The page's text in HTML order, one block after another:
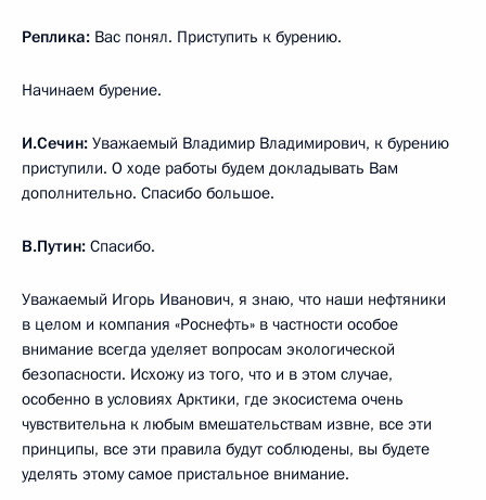
Реплика: Вас понял. Приступить к бурению.
Начинаем бурение.
И.Сечин: Уважаемый Владимир Владимирович, к бурению
приступили. О ходе работы будем докладывать Вам
дополнительно. Спасибо большое.
В.Путин: Спасибо.
Уважаемый Игорь Иванович, я знаю, что наши нефтяники
в целом и компания «Роснефть» в частности особое
внимание всегда уделяет вопросам экологической
безопасности. Исхожу из того, что и в этом случае,
особенно в условиях Арктики, где экосистема очень
чувствительна к любым вмешательствам извне, все эти
принципы, все эти правила будут соблюдены, вы будете
уделять этому самое пристальное внимание.